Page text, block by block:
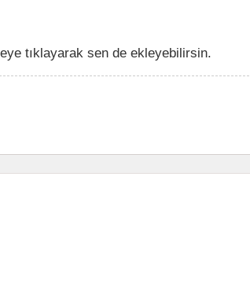
tıklayarak sen de ekleyebilirsin.